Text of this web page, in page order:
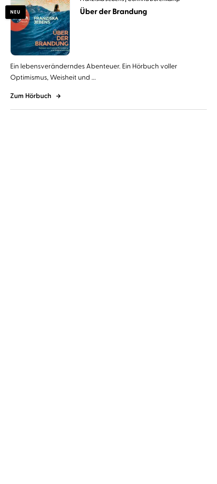
NEU Über der Brandung
Ein lebensveränderndes Abenteuer. Ein Hörbuch voller
Optimismus, Weisheit und ...
Zum Hörbuch